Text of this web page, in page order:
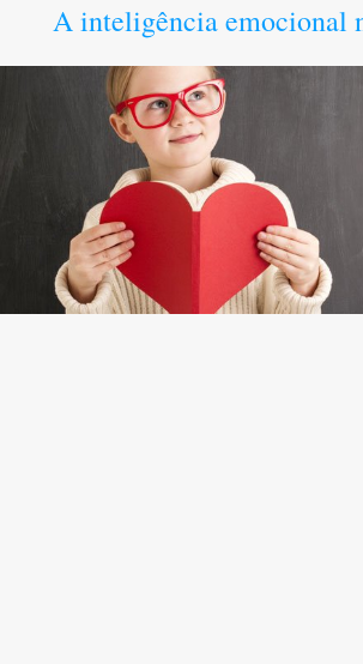
A inteligência emocional